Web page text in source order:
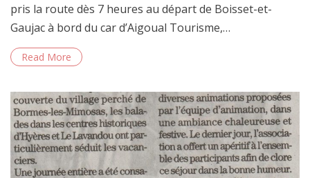
pris la route dès 7 heures au départ de Boisset-et-
Gaujac à bord du car d’Aigoual Tourisme,…
Read More